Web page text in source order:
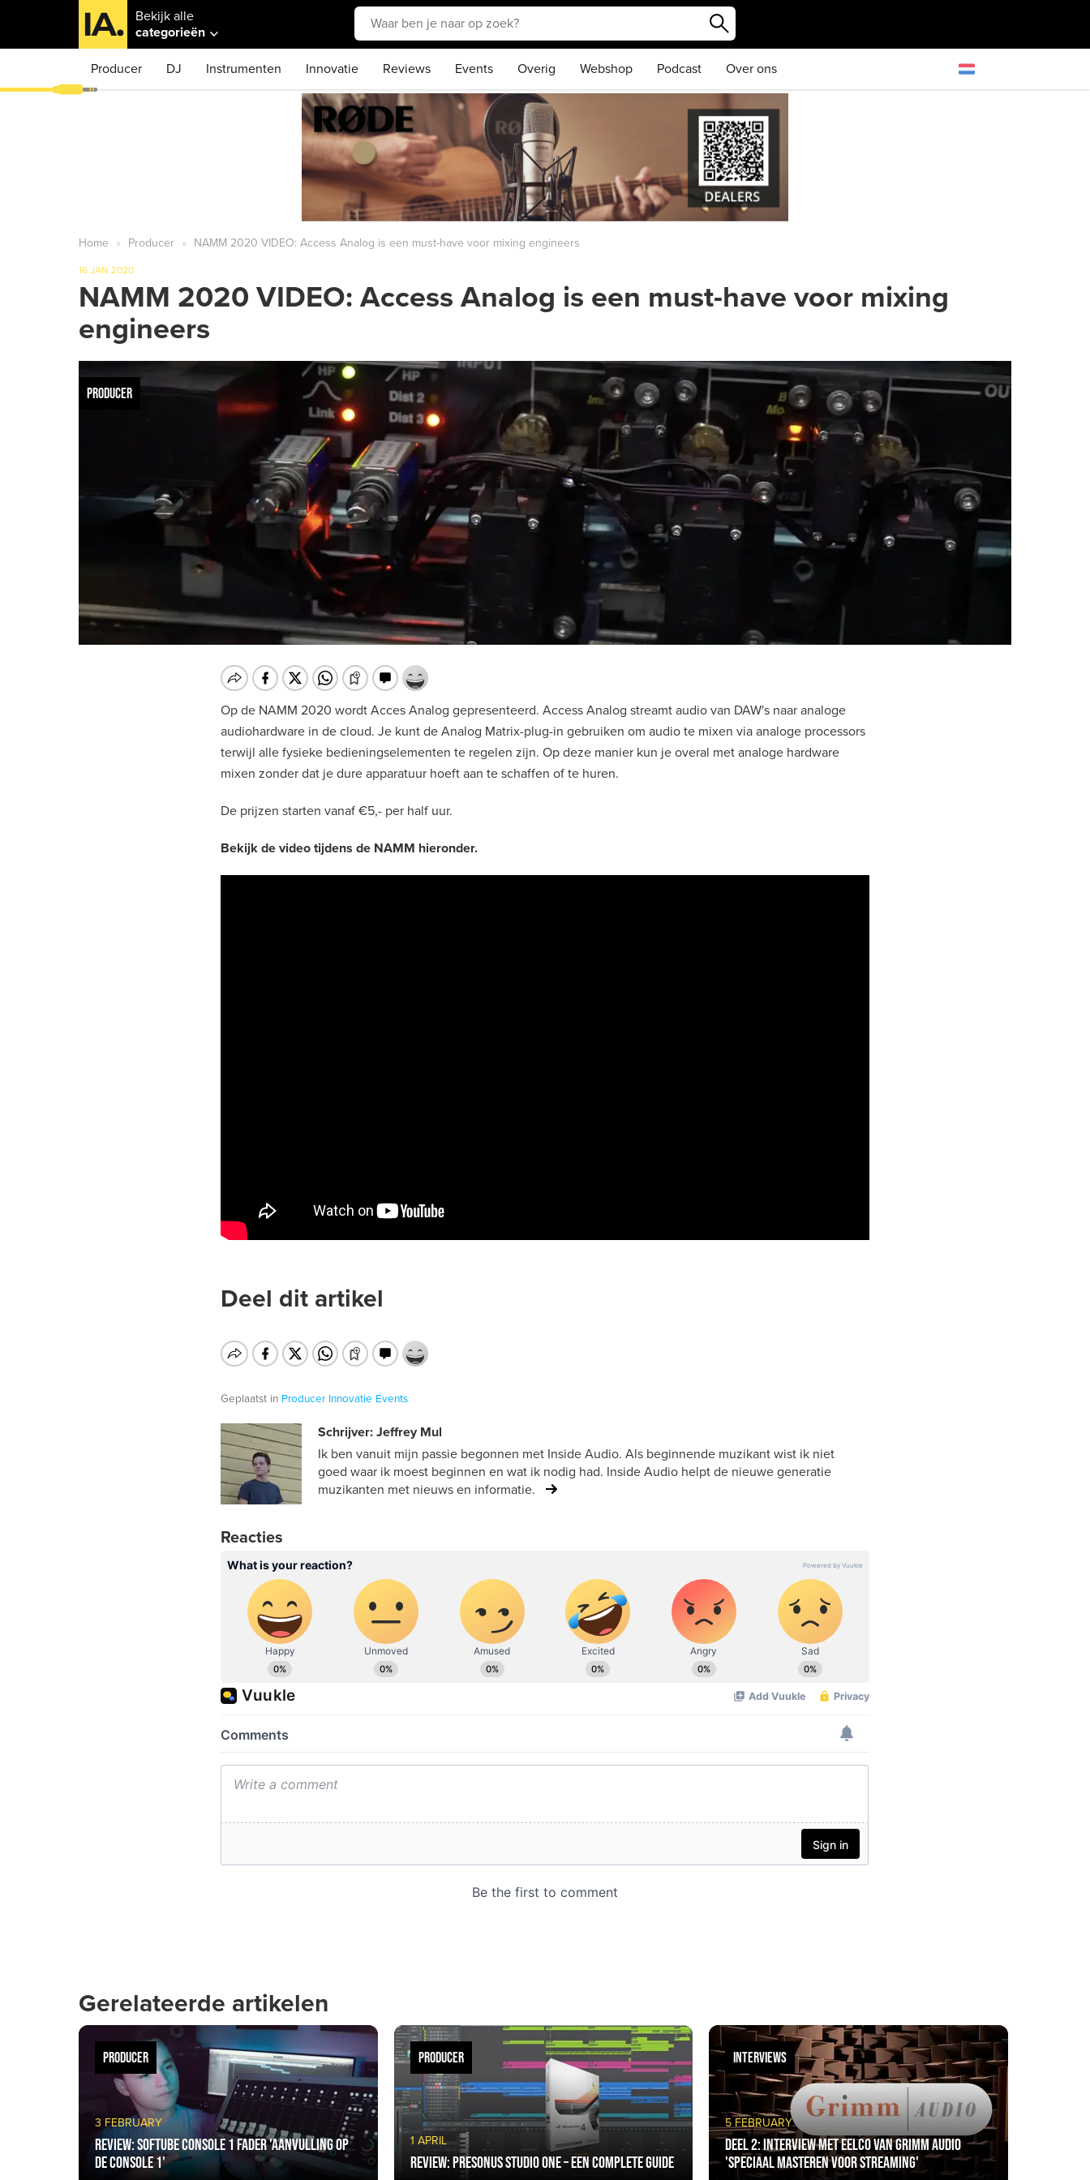
Bekijk alle
categorieën
Producer DJ Instrumenten Innovatie Reviews Events Overig Webshop Podcast Over ons
Home Producer NAMM 2020 VIDEO: Access Analog is een must-have voor mixing engineers
16 JAN 2020
NAMM 2020 VIDEO: Access Analog is een must-have voor mixing
engineers
PRODUCER
Op de NAMM 2020 wordt Acces Analog gepresenteerd. Access Analog streamt audio van DAW's naar analoge
audiohardware in de cloud. Je kunt de Analog Matrix-plug-in gebruiken om audio te mixen via analoge processors
terwijl alle fysieke bedieningselementen te regelen zijn. Op deze manier kun je overal met analoge hardware
mixen zonder dat je dure apparatuur hoeft aan te schaffen of te huren.
De prijzen starten vanaf €5,- per half uur.
Bekijk de video tijdens de NAMM hieronder.
Deel dit artikel
Geplaatst in Producer Innovatie Events
Schrijver: Jeffrey Mul
Ik ben vanuit mijn passie begonnen met Inside Audio. Als beginnende muzikant wist ik niet
goed waar ik moest beginnen en wat ik nodig had. Inside Audio helpt de nieuwe generatie
muzikanten met nieuws en informatie.
Reacties
Gerelateerde artikelen
3 FEBRUARY
Review: Softube Console 1 Fader 'aanvulling op
de Console 1'
PRODUCER
1 APRIL
Review: PreSonus Studio One – een complete guide
PRODUCER
5 FEBRUARY
Deel 2: Interview met Eelco van Grimm Audio
'Speciaal masteren voor streaming'
INTERVIEWS